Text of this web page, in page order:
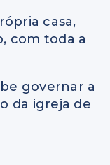
casa,
com toda a
governar a
da igreja de